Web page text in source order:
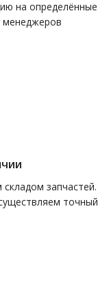
на определённые
менеджеров
запчастей.
точный